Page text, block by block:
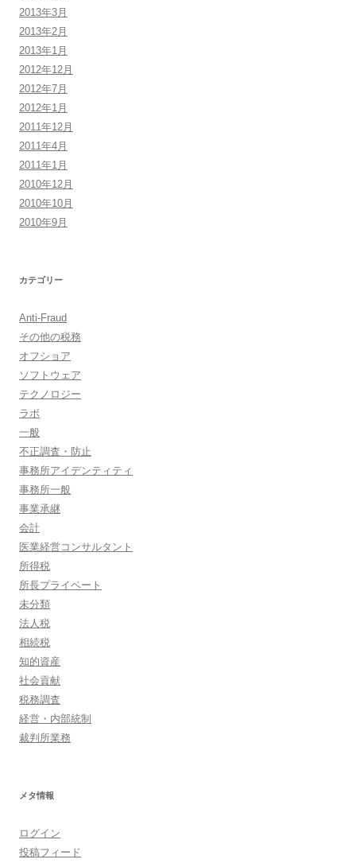
2013年3月
2013年2月
2013年1月
2012年12月
2012年7月
2012年1月
2011年12月
2011年4月
2011年1月
2010年12月
2010年10月
2010年9月
カテゴリー
Anti-Fraud
その他の税務
オフショア
ソフトウェア
テクノロジー
ラボ
一般
不正調査・防止
事務所アイデンティティ
事務所一般
事業承継
会計
医業経営コンサルタント
所得税
所長プライベート
未分類
法人税
相続税
知的資産
社会貢献
税務調査
経営・内部統制
裁判所業務
メタ情報
ログイン
投稿フィード